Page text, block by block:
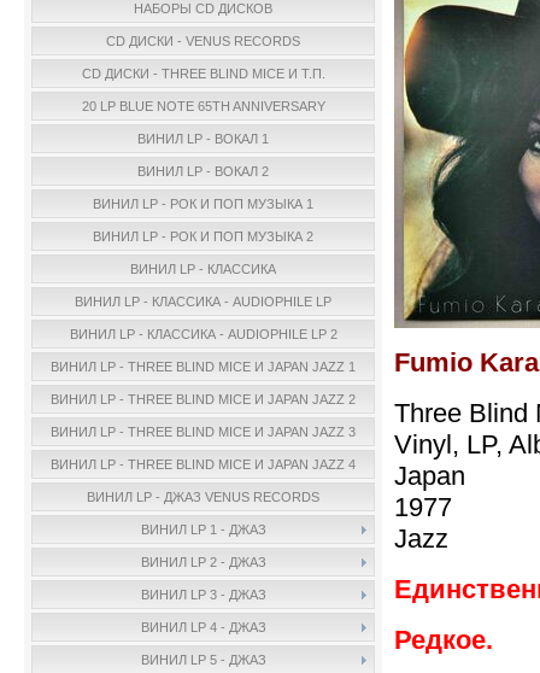
НАБОРЫ CD ДИСКОВ
CD ДИСКИ - VENUS RECORDS
CD ДИСКИ - THREE BLIND MICE И Т.П.
20 LP BLUE NOTE 65TH ANNIVERSARY
ВИНИЛ LP - ВОКАЛ 1
ВИНИЛ LP - ВОКАЛ 2
ВИНИЛ LP - РОК И ПОП МУЗЫКА 1
ВИНИЛ LP - РОК И ПОП МУЗЫКА 2
ВИНИЛ LP - КЛАССИКА
ВИНИЛ LP - КЛАССИКА - AUDIOPHILE LP
ВИНИЛ LP - КЛАССИКА - AUDIOPHILE LP 2
ВИНИЛ LP - THREE BLIND MICE И JAPAN JAZZ 1
ВИНИЛ LP - THREE BLIND MICE И JAPAN JAZZ 2
ВИНИЛ LP - THREE BLIND MICE И JAPAN JAZZ 3
ВИНИЛ LP - THREE BLIND MICE И JAPAN JAZZ 4
ВИНИЛ LP - ДЖАЗ VENUS RECORDS
ВИНИЛ LP 1 - ДЖАЗ
ВИНИЛ LP 2 - ДЖАЗ
ВИНИЛ LP 3 - ДЖАЗ
ВИНИЛ LP 4 - ДЖАЗ
ВИНИЛ LP 5 - ДЖАЗ
Fumio
Three Blind
Vinyl, LP,
Japan
1977
Jazz
Редкое.